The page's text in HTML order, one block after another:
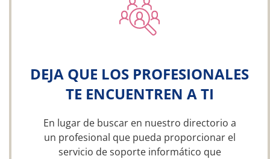
DEJA QUE LOS PROFESIONALES
TE ENCUENTREN A TI
En lugar de buscar en nuestro directorio a
un profesional que pueda proporcionar el
servicio de soporte informático que